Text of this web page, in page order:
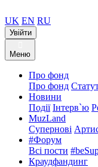
UK EN RU
Увійти
Меню
Про фонд
Про фонд
Новини
Події Інтерв`ю
MuzLand
Супернові
#Форум
Всі пости
Краудфандинг